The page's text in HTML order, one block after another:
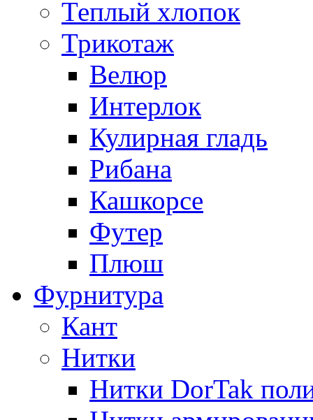
Теплый хлопок
Трикотаж
Велюр
Интерлок
Кулирная гладь
Рибана
Кашкорсе
Футер
Плюш
Фурнитура
Кант
Нитки
Нитки DorTak